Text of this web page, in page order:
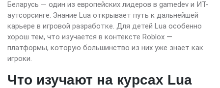
Беларусь — один из европейских лидеров в gamedev и ИТ-
аутсорсинге. Знание Lua открывает путь к дальнейшей
карьере в игровой разработке. Для детей Lua особенно
хорош тем, что изучается в контексте Roblox —
платформы, которую большинство из них уже знает как
игроки.
Что изучают на курсах Lua